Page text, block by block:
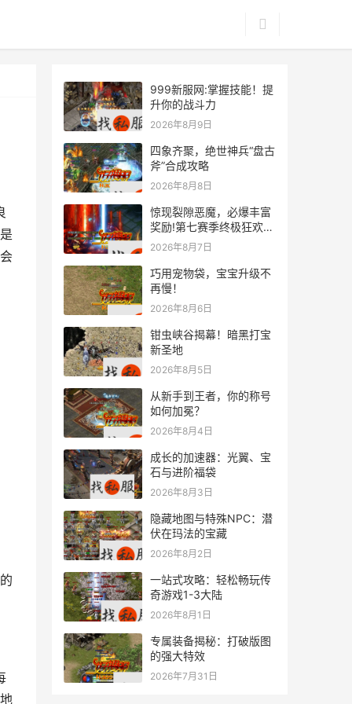
999新服网:掌握技能！提
升你的战斗力
2026年8月9日
四象齐聚，绝世神兵“盘古
斧”合成攻略
2026年8月8日
惊现裂隙恶魔，必爆丰富
奖励!第七赛季终极狂欢来
袭
2026年8月7日
巧用宠物袋，宝宝升级不
再慢！
2026年8月6日
钳虫峡谷揭幕！暗黑打宝
新圣地
2026年8月5日
从新手到王者，你的称号
如何加冕？
2026年8月4日
成长的加速器：光翼、宝
石与进阶福袋
2026年8月3日
隐藏地图与特殊NPC：潜
伏在玛法的宝藏
2026年8月2日
一站式攻略：轻松畅玩传
奇游戏1-3大陆
2026年8月1日
专属装备揭秘：打破版图
的强大特效
2026年7月31日